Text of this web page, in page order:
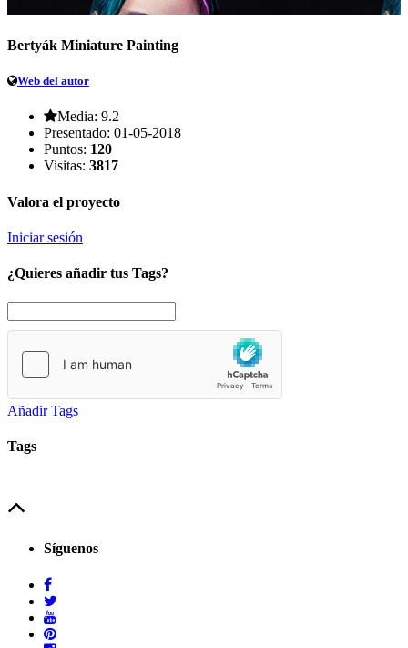
Bertyák Miniature Painting
Web del autor
Media: 9.2
Presentado: 01-05-2018
Puntos: 120
Visitas: 3817
Valora el proyecto
Iniciar sesión
¿Quieres añadir tus Tags?
Añadir Tags
Tags
Síguenos